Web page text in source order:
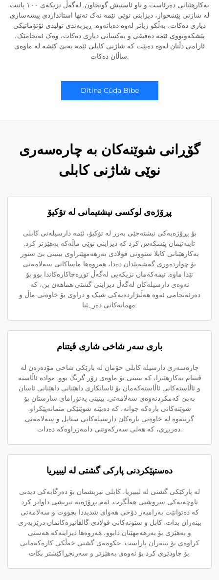
بەکارهێنانی دەرئاست و ناو ئاستیش گونجاون. لەگەڵ نزیکەی ١٠٠ پاتنت
لە شاژنی پێشخواز، دیزاینی نوێی ئێمە نەک تەنها استانداردی پیشەسازی
دیاری دەکات، بەڵکو زیاتر لەوە دەباتەوە. ڕیزبەندی تولیدی ئۆتۆماتیکی
پێشکەوتووی ئێمە دەقیقی و یەکسانی دیاری دەکات، وەک ئەنجامێک،
ئارامی دڵتان لەوە دەبێت کە شاژنی کابلی ئێمە بەبێ کێشە لە ماوەی
ساڵان دەکات.
Dîtina Cûda Bibe
گۆڕانی شوێنەکان بە چارەسەری
نوێی شاژنی کابلی
پڕۆژەی لوکسی نیشتیمانی لە تۆکیۆ
بۆ پڕۆژەیەکی نیشتەجێی بەرز لە تۆکیۆ، ئێمە دارسیلەنی کابلی
تایبەتیمان پێشکەش کرد کە دیزاینی نوێی ماڵەکە بەهێزتر کرد.
بەکارهێنانی کابلا ستوونی فولادی بەرهەمهێنراوی بینینی بێ سنور
بۆ چواردەوری گەشەپێدان دەدا، هەروەها ماساکانی سەلامەتی
تێدا ماوە. تیمەکەمان نزیکەیی لەگەڵ توڕەچاکارەکاندا بوو بۆ
ئەوەی دارسیلەکان لەگەڵ دیزاینی گشتی هماهەن بن، کە
دەرئەنجامی ئەوە ھەڵبژاردەیەکی شیک و دراوی بۆ خاوەنی ماڵ و
مهمانەکانی دەرہێنا.
باری سەر شاخی شاری ڤیتنام
چارەسەری دارسیلە کابلی خۆمان لە بارێکی شاخی مۆدەرەن لە
ڤیتنام بەکارهێنرا، کە بینینی بۆ ماوەی زۆر گرنگ بوو. موادە ئاڵاستە
و ئاڵاستەکانی ئاڵاستەکەمان بۆ ئاسانکاری داھێنانی داھێنانی ئاسان
بەبێ کەمکردنەوەی سەلامەتی. بینینی پەنۆرامای شارستان بۆ
شوێنەکانی بارەکە جوانە، کە دەبێتە شوێنێکی متمانەپێکراو.
گرتنەوە لە خاوەنی بارەکان دارسیلەکانی ستایل و سەلامەتی
دەربڕی، کە ھەلی سەرکەوتنی دامەزراوەکە دەدات.
دەستپێکردنی پارکی گشتی لە لیبیریا
لە پارکێکی گشتی لە لیبیریا، کابلی تیریشمان بۆ دەرگایەکی دیدنی
ناوچەیەکی سروشتی هەڵگرت. ئەم پڕۆژەیە تیریشی داواتر کرد
کە دەتوانێت بەرامبەر دۆخی هەوای شدیددا بچووت و سەلامەتی
بینەران بدات. کابل و ستونەکانی فولادی گالڤانیزەکانمان درێژبەری
و بەهێزی بۆ بەرهەمهێنان دابوو، هەروەها دیزاینەکە هەستی
کراوەی بۆ بینەران پاراست. حکومەی گشتی خەڵکی کارەکەمانی
بۆ چاودێری کرد بۆ ئەوەی بەهێزتر و سەرنجڕاکێشتر بکات.